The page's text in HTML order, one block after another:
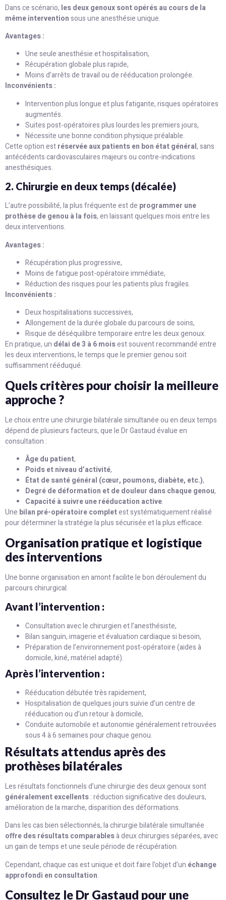
Dans ce scénario, les deux genoux sont opérés au cours de la
même interventionsous une anesthésie unique.
Avantages :
Une seule anesthésie et hospitalisation,
Récupération globale plus rapide,
Moins d’arrêts de travail ou de rééducation prolongée.
Inconvénients :
Intervention plus longue et plus fatigante, risques opératoires
augmentés.
Suites post-opératoires plus lourdes les premiers jours,
Nécessite une bonne condition physique préalable.
Cette option estréservée aux patients en bon état général, sans
antécédents cardiovasculaires majeurs ou contre-indications
anesthésiques.
2. Chirurgie en deux temps (décalée)
L’autre possibilité, la plus fréquente est de programmer une
prothèse de genou à la fois, en laissant quelques mois entre les
deux interventions.
Avantages :
Récupération plus progressive,
Moins de fatigue post-opératoire immédiate,
Réduction des risques pour les patients plus fragiles.
Inconvénients :
Deux hospitalisations successives,
Allongement de la durée globale du parcours de soins,
Risque de déséquilibre temporaire entre les deux genoux.
En pratique, un délai de 3 à 6 moisest souvent recommandé entre
les deux interventions, le temps que le premier genou soit
suffisamment rééduqué.
Quels critères pour choisir la meilleure
approche ?
Le choix entre une chirurgie bilatérale simultanée ou en deux temps
dépend de plusieurs facteurs, que le Dr Gastaud évalue en
consultation :
Âge du patient,
Poids et niveau d’activité,
État de santé général (cœur, poumons, diabète, etc.),
Degré de déformation et de douleur dans chaque genou,
Capacité à suivre une rééducation active.
Une bilan pré-opératoire completest systématiquement réalisé
pour déterminer la stratégie la plus sécurisée et la plus efficace.
Organisation pratique et logistique
des interventions
Une bonne organisation en amont facilite le bon déroulement du
parcours chirurgical.
Avant l’intervention :
Consultation avec le chirurgien et l’anesthésiste,
Bilan sanguin, imagerie et évaluation cardiaque si besoin,
Préparation de l’environnement post-opératoire (aides à
domicile, kiné, matériel adapté).
Après l’intervention :
Rééducation débutée très rapidement,
Hospitalisation de quelques jours suivie d’un centre de
rééducation ou d’un retour à domicile,
Conduite automobile et autonomie généralement retrouvées
sous 4 à 6 semaines pour chaque genou.
Résultats attendus après des
prothèses bilatérales
Les résultats fonctionnels d’une chirurgie des deux genoux sont
généralement excellents: réduction significative des douleurs,
amélioration de la marche, disparition des déformations.
Dans les cas bien sélectionnés, la chirurgie bilatérale simultanée
offre des résultats comparablesà deux chirurgies séparées, avec
un gain de temps et une seule période de récupération.
Cependant, chaque cas est unique et doit faire l’objet d’un échange
approfondi en consultation.
Consultez le Dr Gastaud pour une